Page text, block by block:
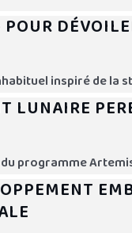
inspiré de la
LUNAIRE
programme